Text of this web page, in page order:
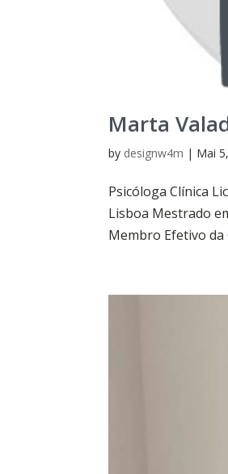
Marta
by designw4m | Mai
Psicóloga Clínica
Lisboa Mestrado
Membro Efetivo da